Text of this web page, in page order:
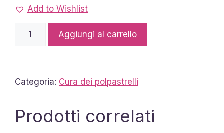
Add to Wishlist
Cuscinetti
Aggiungi al carrello
Categoria: Cura dei polpastrelli
Prodotti correlati